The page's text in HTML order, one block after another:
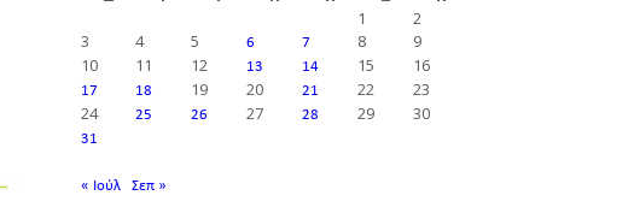
1
2
3
4 5 6 7 8
9
10
11 12 13 14 15 16
17 18 19 20 21 22
23
24
25 26 27 28 29 30
31
« Ιούλ Σεπ »